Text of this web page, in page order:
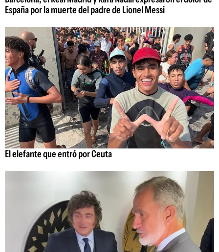
España por la muerte del padre de Lionel Messi
El elefante que entró por Ceuta